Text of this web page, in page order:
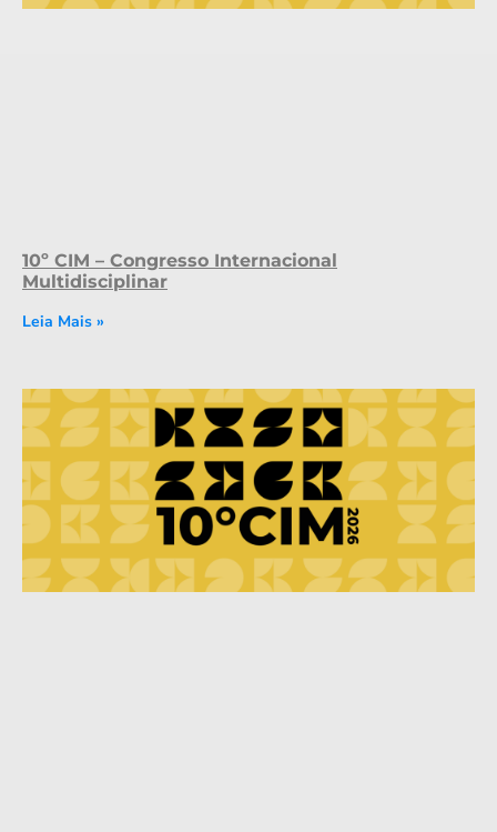
10º CIM – Congresso Internacional
Multidisciplinar
Leia Mais »